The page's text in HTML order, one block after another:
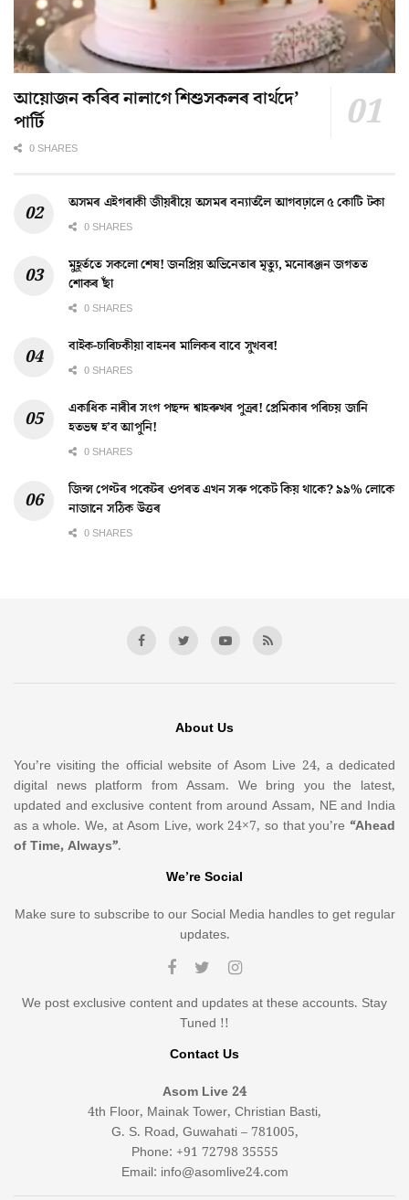
আয়োজন কৰিব নালাগে শিশুসকলৰ বাৰ্থদে’
পাৰ্টি
0 SHARES
অসমৰ এইগৰাকী জীয়ৰীয়ে অসমৰ বন্যাৰ্তলৈ আগবঢ়ালে ৫ কোটি টকা
0 SHARES
মুহূৰ্ততে সকলো শেষ! জনপ্ৰিয় অভিনেতাৰ মৃত্যু, মনোৰঞ্জন জগতত
শোকৰ ছাঁ
0 SHARES
বাইক-চাৰিচকীয়া বাহনৰ মালিকৰ বাবে সুখবৰ!
0 SHARES
একাধিক নাৰীৰ সংগ পছন্দ শ্বাহৰুখৰ পুত্ৰৰ! প্ৰেমিকাৰ পৰিচয় জানি
হতভম্ব হ’ব আপুনি!
0 SHARES
জিন্স পেণ্টৰ পকেটৰ ওপৰত এখন সৰু পকেট কিয় থাকে? ৯৯% লোকে
নাজানে সঠিক উত্তৰ
0 SHARES
About Us
You’re visiting the official website of Asom Live 24, a dedicated
digital news platform from Assam. We bring you the latest,
updated and exclusive content from around Assam, NE and India
as a whole. We, at Asom Live, work 24×7, so that you’re “Ahead
of Time, Always”.
We’re Social
Make sure to subscribe to our Social Media handles to get regular
updates.
We post exclusive content and updates at these accounts. Stay
Tuned !!
Contact Us
Asom Live 24
4th Floor, Mainak Tower, Christian Basti,
G. S. Road, Guwahati – 781005,
Phone: +91 72798 35555
Email: info@asomlive24.com